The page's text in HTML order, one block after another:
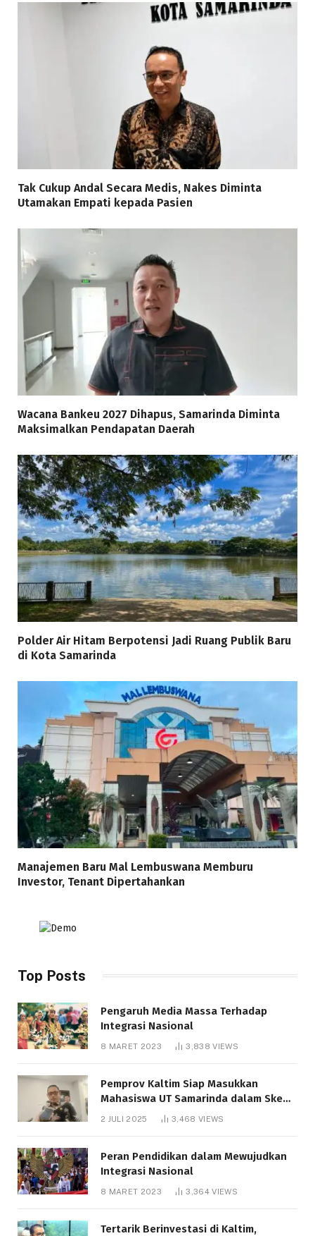
Tak Cukup Andal Secara Medis, Nakes Diminta
Utamakan Empati kepada Pasien
Wacana Bankeu 2027 Dihapus, Samarinda Diminta
Maksimalkan Pendapatan Daerah
Polder Air Hitam Berpotensi Jadi Ruang Publik Baru
di Kota Samarinda
Manajemen Baru Mal Lembuswana Memburu
Investor, Tenant Dipertahankan
Top Posts
Pengaruh Media Massa Terhadap
Integrasi Nasional
8 MARET 2023 3,838VIEWS
Pemprov Kaltim Siap Masukkan
Mahasiswa UT Samarinda dalam Skema
Bantuan Pendidikan Gratispol
2 JULI 2025 3,468 VIEWS
Peran Pendidikan dalam Mewujudkan
Integrasi Nasional
8 MARET 2023 3,364VIEWS
Tertarik Berinvestasi di Kaltim,